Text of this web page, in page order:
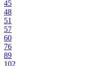
45
48
51
57
60
76
89
102